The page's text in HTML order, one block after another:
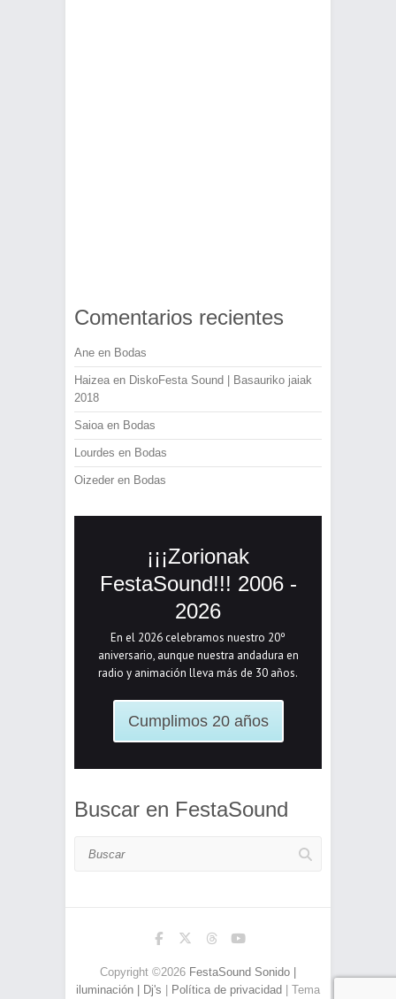
Comentarios recientes
Ane en Bodas
Haizea en DiskoFesta Sound | Basauriko jaiak
2018
Saioa en Bodas
Lourdes en Bodas
Oizeder en Bodas
¡¡¡Zorionak
FestaSound!!! 2006 -
2026
En el 2026 celebramos nuestro 20º
aniversario, aunque nuestra andadura en
radio y animación lleva más de 30 años.
Cumplimos 20 años
Buscar en FestaSound
Copyright ©2026 FestaSound Sonido |
iluminación | Dj's
Política de privacidad | Tema